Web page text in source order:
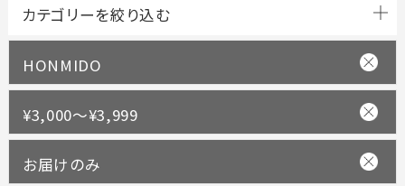
HONMIDO
¥3,000～¥3,999
お届けのみ